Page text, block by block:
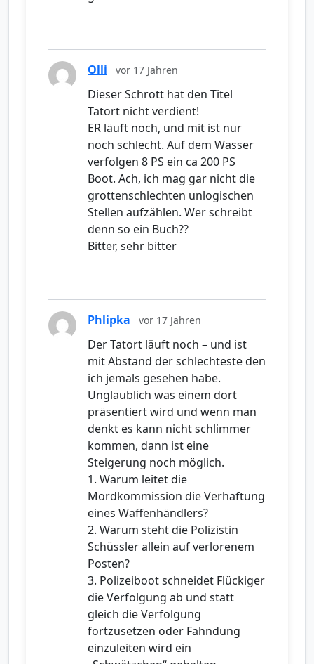
Olli vor 17 Jahren
Dieser Schrott hat den Titel
Tatort nicht verdient!
ER läuft noch, und mit ist nur
noch schlecht. Auf dem Wasser
verfolgen 8 PS ein ca 200 PS
Boot. Ach, ich mag gar nicht die
grottenschlechten unlogischen
Stellen aufzählen. Wer schreibt
denn so ein Buch??
Bitter, sehr bitter
Phlipka vor 17 Jahren
Der Tatort läuft noch – und ist
mit Abstand der schlechteste den
ich jemals gesehen habe.
Unglaublich was einem dort
präsentiert wird und wenn man
denkt es kann nicht schlimmer
kommen, dann ist eine
Steigerung noch möglich.
1. Warum leitet die
Mordkommission die Verhaftung
eines Waffenhändlers?
2. Warum steht die Polizistin
Schüssler allein auf verlorenem
Posten?
3. Polizeiboot schneidet Flückiger
die Verfolgung ab und statt
gleich die Verfolgung
fortzusetzen oder Fahndung
einzuleiten wird ein